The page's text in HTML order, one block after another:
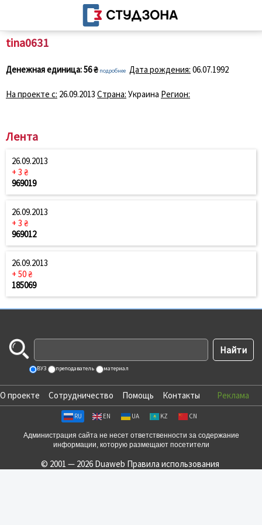
tina0631
Денежная единица:56 ₴ подробнее Дата рождения: 06.07.1992
На проекте с: 26.09.2013 Страна: Украина Регион:
Лента
26.09.2013
+ 3 ₴
969019
26.09.2013
+ 3 ₴
969012
26.09.2013
+ 50 ₴
185069
ВУЗ преподаватель материал
О проекте Сотрудничество Помощь Контакты Реклама
RU EN UA KZ CN
Администрация сайта не несет ответственности за содержание
информации, которую размещают посетители
© 2001 — 2026 Duaweb Правила использования